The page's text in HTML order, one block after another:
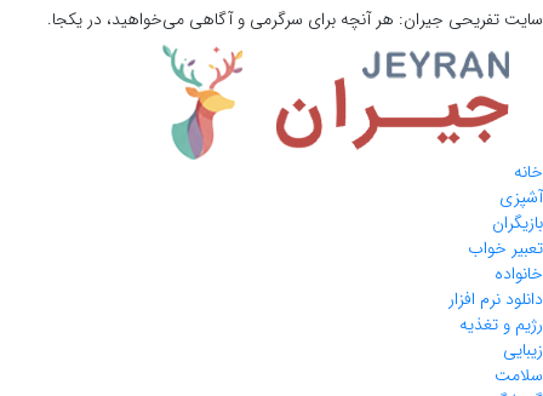
سایت تفریحی جیران: هر آنچه برای سرگرمی و آگاهی می‌خواهید، در یکجا.
خانه
آشپزی
بازیگران
تعبیر خواب
خانواده
دانلود نرم افزار
رژیم و تغذیه
زیبایی
سلامت